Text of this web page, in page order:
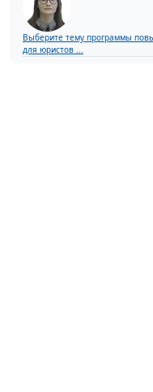
Выберите тему программы
для юристов ...